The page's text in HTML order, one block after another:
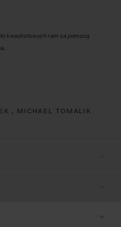
kwadratowych ram za pomocą
, MICHAEL TOMALIK